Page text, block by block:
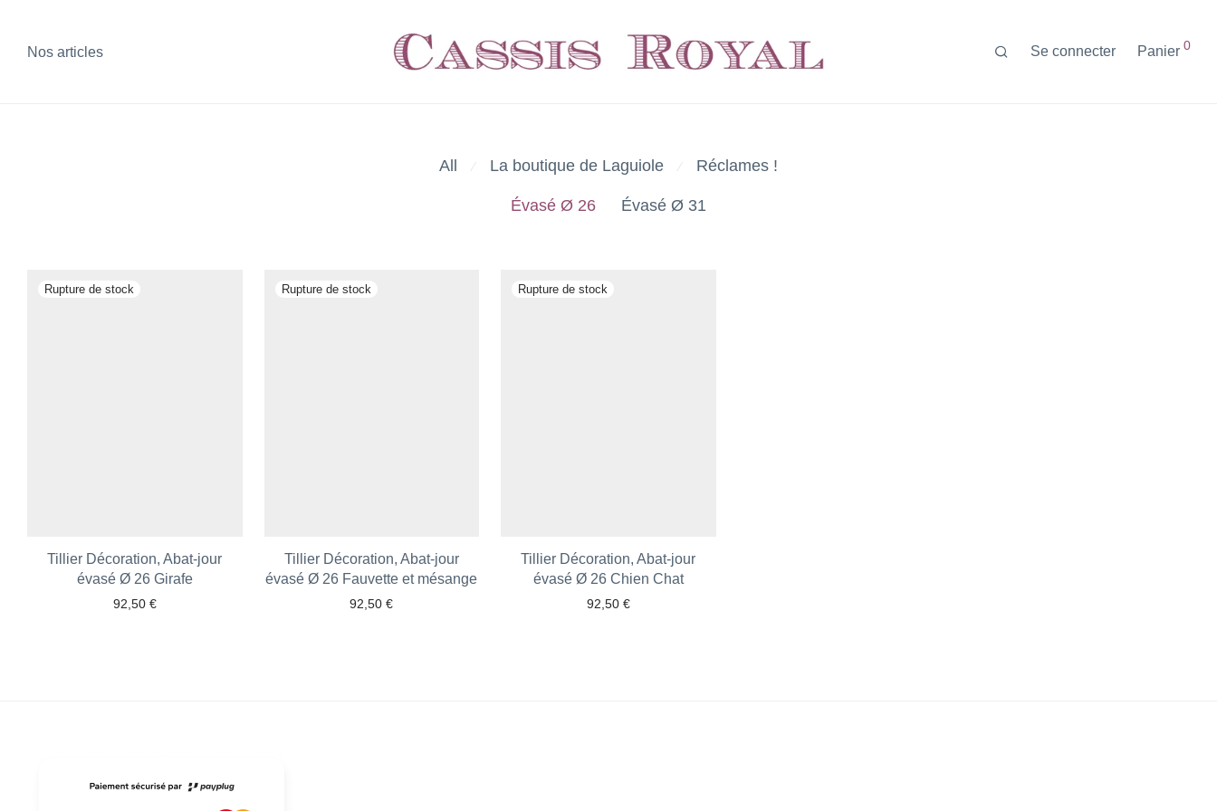
Nos articles Se connecter Panier 0
All La boutique de Laguiole Réclames !
Évasé Ø 26 Évasé Ø 31
Tillier Décoration, Abat-jour
évasé Ø 26 Girafe
92,50 €
Tillier Décoration, Abat-jour
évasé Ø 26 Fauvette et mésange
92,50€
Tillier Décoration, Abat-jour
évasé Ø 26 Chien Chat
92,50 €